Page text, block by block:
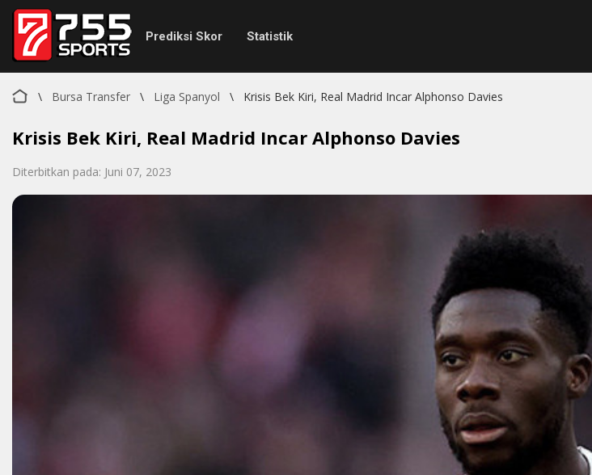
Prediksi Skor Statistik
\ Bursa Transfer \ Liga Spanyol \ Krisis Bek Kiri, Real Madrid Incar Alphonso Davies
Krisis Bek Kiri, Real Madrid Incar Alphonso Davies
Diterbitkan pada: Juni 07, 2023